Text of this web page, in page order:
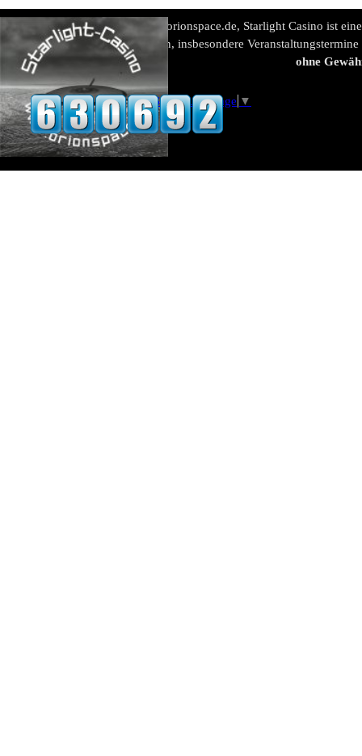
www.orionspace.de, Starlight Casino ist
Alle Angaben, insbesondere
ohne
Select Language ▼